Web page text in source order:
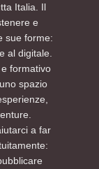
Italia. Il
e
sue forme:
al digitale.
formativo
spazio
a far